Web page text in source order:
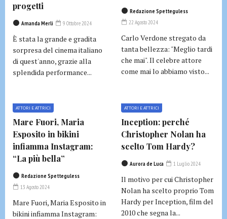
progetti
Amanda Merli 9 Ottobre 2024
È stata la grande e gradita
sorpresa del cinema italiano
di quest'anno, grazie alla
splendida performance...
Redazione Spetteguless
22 Agosto 2024
Carlo Verdone stregato da
tanta bellezza: "Meglio tardi
che mai". Il celebre attore
come mai lo abbiamo visto...
ATTORI E ATTRICI
Mare Fuori, Maria
Esposito in bikini
infiamma Instagram:
“La più bella”
Redazione Spetteguless
13 Agosto 2024
Mare Fuori, Maria Esposito in
bikini infiamma Instagram:
ATTORI E ATTRICI
Inception: perché
Christopher Nolan ha
scelto Tom Hardy?
Aurora de Luca 1 Luglio 2024
Il motivo per cui Christopher
Nolan ha scelto proprio Tom
Hardy per Inception, film del
2010 che segna la...